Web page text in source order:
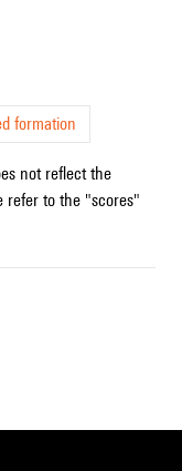
formation
not reflect the
refer to the "scores"